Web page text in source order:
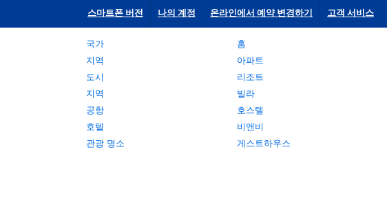
스마트폰 버전 나의 계정 온라인에서 예약 변경하기 고객 서비스
국가
지역
도시
지역
공항
호텔
관광 명소
홈
아파트
리조트
빌라
호스텔
비앤비
게스트하우스